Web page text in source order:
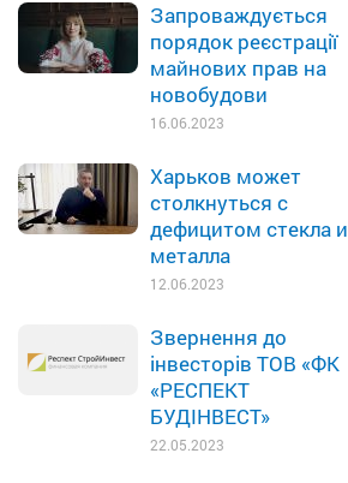
Запроваждується
порядок реєстрації
майнових прав на
новобудови
16.06.2023
Харьков может
столкнуться с
дефицитом стекла и
металла
12.06.2023
Звернення до
інвесторів ТОВ «ФК
«РЕСПЕКТ
БУДІНВЕСТ»
22.05.2023